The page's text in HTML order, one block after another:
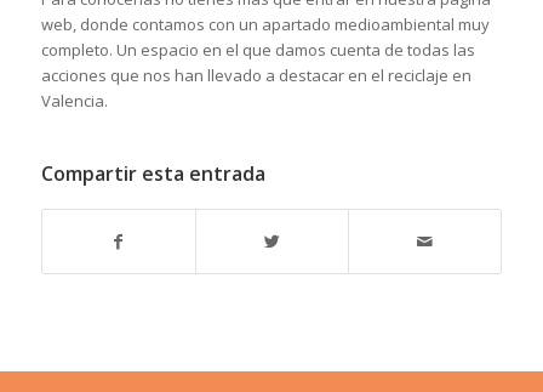
web, donde contamos con un apartado medioambiental muy
completo. Un espacio en el que damos cuenta de todas las
acciones que nos han llevado a destacar en el reciclaje en
Valencia.
Compartir esta entrada